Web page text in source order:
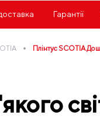
Гарантії
• Плінтус SCOTIA